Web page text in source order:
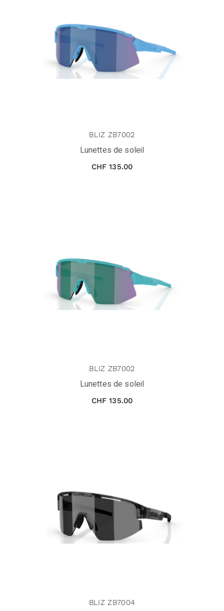
BLIZ ZB7002
Lunettes de soleil
CHF 135.00
BLIZ ZB7002
Lunettes de soleil
CHF 135.00
BLIZ ZB7004